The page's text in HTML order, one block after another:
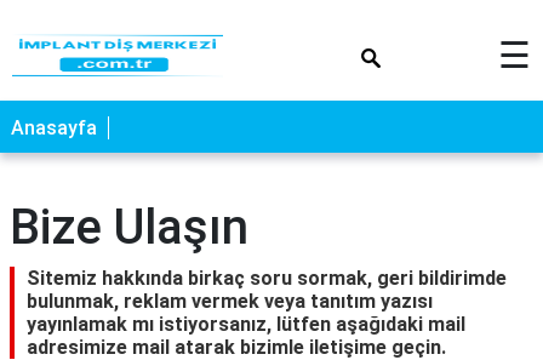
☰
Anasayfa
Bize Ulaşın
Sitemiz hakkında birkaç soru sormak, geri bildirimde
bulunmak, reklam vermek veya tanıtım yazısı
yayınlamak mı istiyorsanız, lütfen aşağıdaki mail
adresimize mail atarak bizimle iletişime geçin.